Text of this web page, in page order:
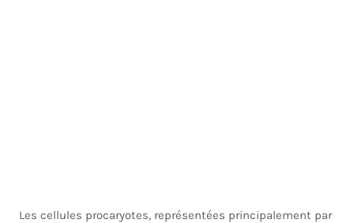
Les cellules procaryotes, représentées principalement par